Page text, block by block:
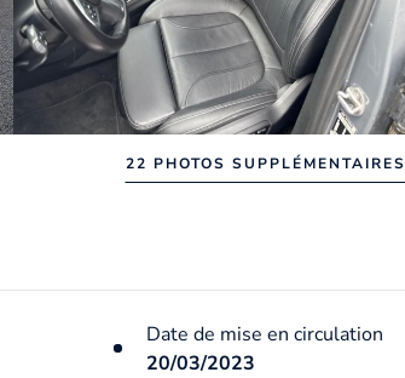
22 PHOTOS SUPPLÉMENTAIRES
Date de mise en circulation
20/03/2023